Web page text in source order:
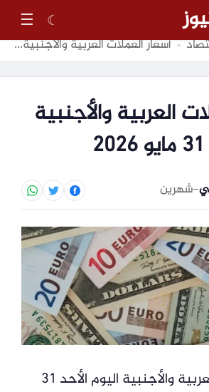
☾
☰
» أسعار العملات العربية والأجنبية اليوم الأحد 31 مايو 2026
العربية والأجنبية
–شهرين
أسعار العملات العربية والأجنبية اليوم الأحد 31